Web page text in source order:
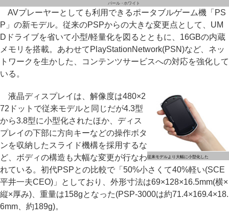
パール・ホワイト
AVプレーヤーとしても利用できるポータブルゲーム機「PS
P」の新モデル。従来のPSPからの大きな変更点として、UM
Dドライブを省いて小型/軽量化を図るとともに、16GBの内蔵
メモリを搭載。あわせてPlayStationNetwork(PSN)など、ネッ
トワークを生かした、コンテンツサービスへの対応を強化して
いる。
従来モデルより大幅に小型化した
液晶ディスプレイは、解像度は480×2
72ドットで従来モデルと同じだが4.3型
から3.8型に小型化されたほか、ディス
プレイの下部に方向キーなどの操作ボタ
ンを収納したスライド機構を採用するな
ど、ボディの構造も大幅な変更が行なわ
れている。初代PSPとの比較で「50%小さくて40%軽い(SCE
平井一夫CEO)」としており、外形寸法は69×128×16.5mm(横×
縦×厚み)、重量は158gとなった(PSP-3000は約71.4×169.4×18.
6mm、約189g)。